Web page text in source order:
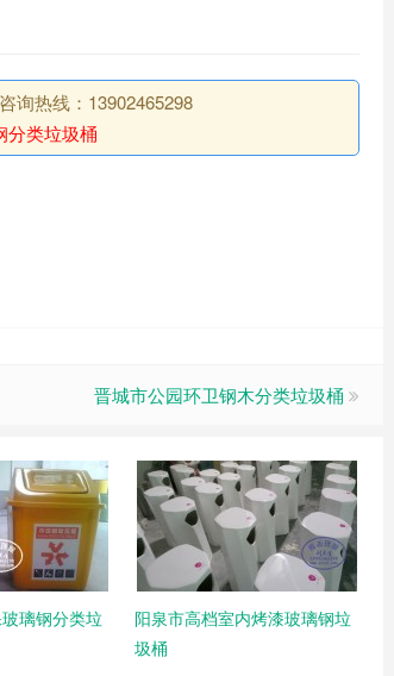
询热线：13902465298
分类垃圾桶
晋城市公园环卫钢木分类垃圾桶
璃钢分类垃
阳泉市高档室内烤漆玻璃钢垃
圾桶